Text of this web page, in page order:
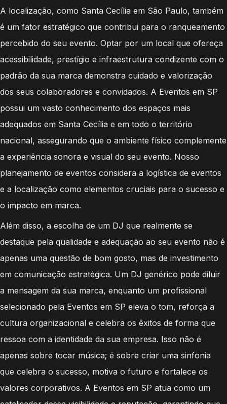
A localização, como Santa Cecília em São Paulo, também
é um fator estratégico que contribui para o ranqueamento
percebido do seu evento. Optar por um local que ofereça
acessibilidade, prestígio e infraestrutura condizente com o
padrão da sua marca demonstra cuidado e valorização
dos seus colaboradores e convidados. A Eventos em SP
possui um vasto conhecimento dos espaços mais
adequados em Santa Cecília e em todo o território
nacional, assegurando que o ambiente físico complemente
a experiência sonora e visual do seu evento. Nosso
planejamento de eventos considera a logística de eventos
e a localização como elementos cruciais para o sucesso e
o impacto em marca.
Além disso, a escolha de um DJ que realmente se
destaque pela qualidade e adequação ao seu evento não é
apenas uma questão de bom gosto, mas de investimento
em comunicação estratégica. Um DJ genérico pode diluir
a mensagem da sua marca, enquanto um profissional
selecionado pela Eventos em SP eleva o tom, reforça a
cultura organizacional e celebra os êxitos de forma que
ressoa com a identidade da sua empresa. Isso não é
apenas sobre tocar música; é sobre criar uma sinfonia
que celebra o sucesso, motiva o futuro e fortalece os
valores corporativos. A Eventos em SP atua como um